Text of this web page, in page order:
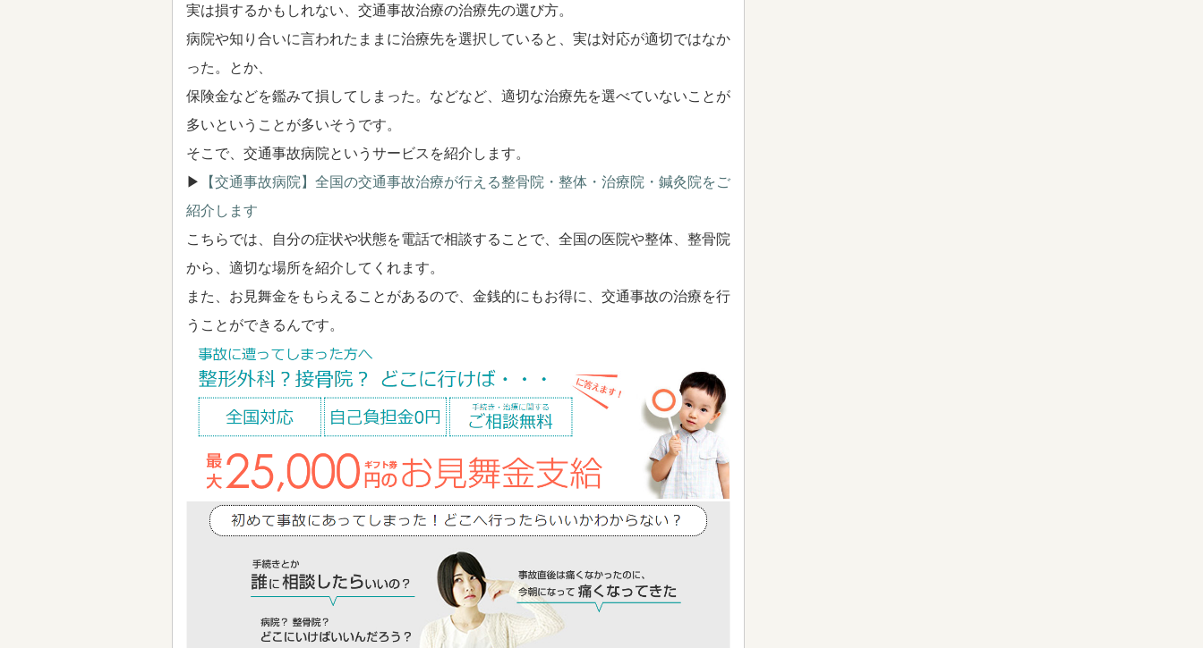
実は損するかもしれない、交通事故治療の治療先の選び方。
病院や知り合いに言われたままに治療先を選択していると、実は対応が適切ではなか
った。とか、
保険金などを鑑みて損してしまった。などなど、適切な治療先を選べていないことが
多いということが多いそうです。
そこで、交通事故病院というサービスを紹介します。
▶
【交通事故病院】全国の交通事故治療が行える整骨院・整体・治療院・鍼灸院をご
紹介します
こちらでは、自分の症状や状態を電話で相談することで、全国の医院や整体、整骨院
から、適切な場所を紹介してくれます。
また、お見舞金をもらえることがあるので、金銭的にもお得に、交通事故の治療を行
うことができるんです。